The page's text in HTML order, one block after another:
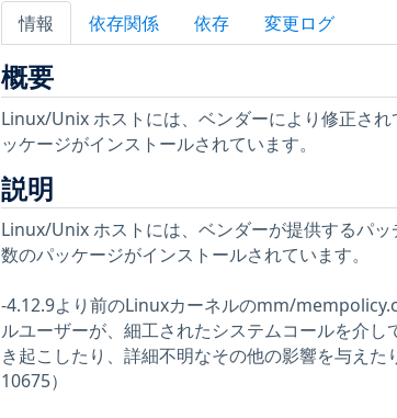
情報 依存関係 依存 変更ログ
概要
Linux/Unix ホストには、ベンダーにより修正さ
ッケージがインストールされています。
説明
Linux/Unix ホストには、ベンダーが提供するパ
数のパッケージがインストールされています。
-4.12.9より前のLinuxカーネルのmm/
ルユーザーが、細工されたシステムコールを介
き起こしたり、詳細不明なその他の影響を与えた
10675）